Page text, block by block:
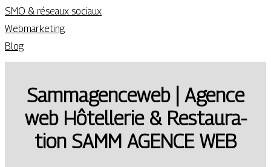
SMO & réseaux sociaux
Webmarketing
Blog
Sam­magen­ce­web | Agence
web Hôtellerie & Restaura­
tion SAMM AGENCE WEB